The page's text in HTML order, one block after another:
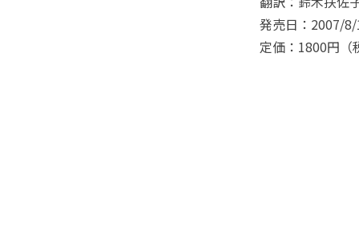
発売日：2007/8/
定価：1800円（